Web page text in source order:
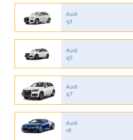
Audi
q3
Audi
q5
Audi
q7
Audi
r8